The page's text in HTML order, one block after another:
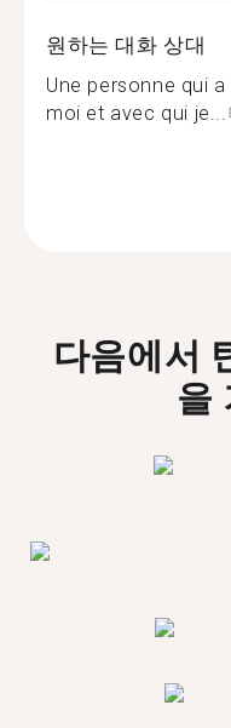
원하는 대화 상대
Une personne qui
moi et avec qui je...
다음에서
을